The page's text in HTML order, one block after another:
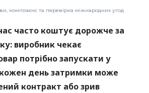
комплаєнс та перевірка міжнародних угод
часто коштує дорожче за
виробник чекає
потрібно запускати у
день затримки може
контракт або зрив